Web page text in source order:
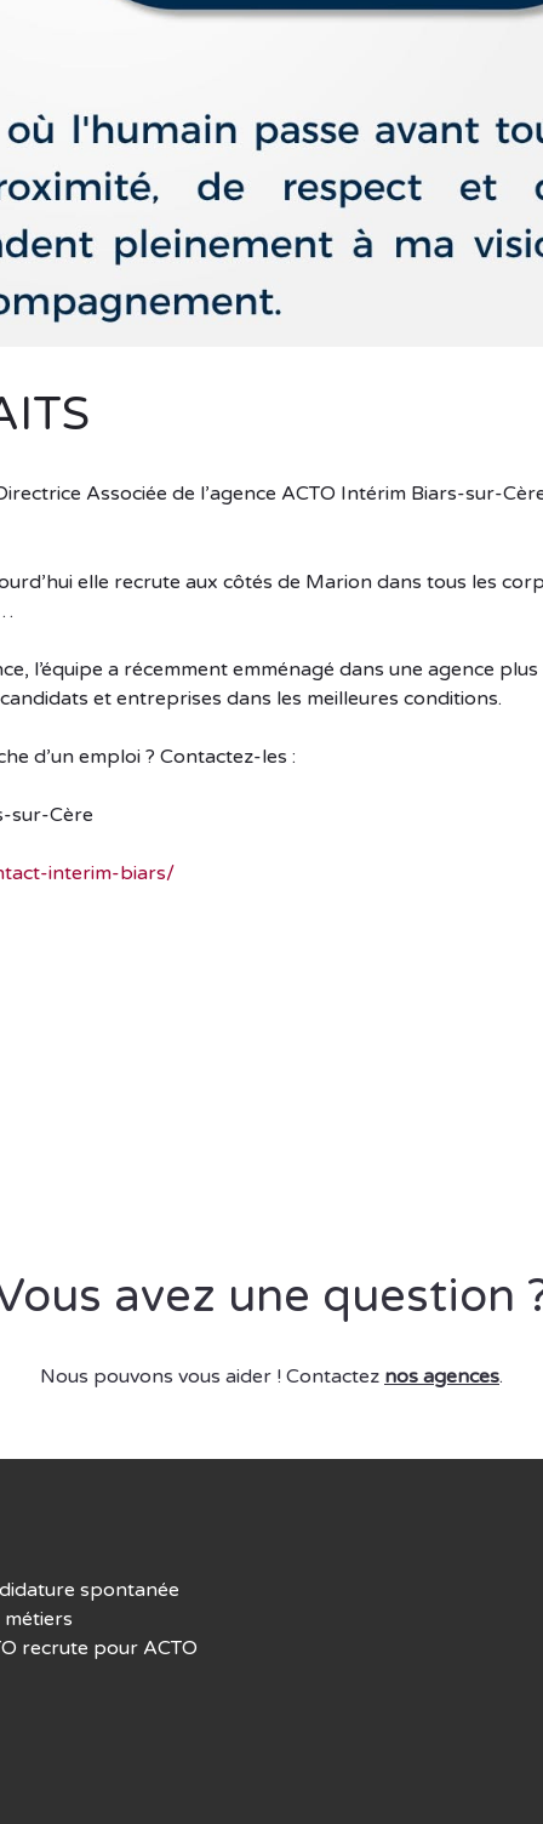
Associée de l’agence ACTO Intérim Biars-sur-
elle recrute aux côtés de Marion dans tous les
l’équipe a récemment emménagé dans une agence plus
et entreprises dans les meilleures conditions.
d’un emploi ? Contactez-les :
sur-Cère
interim-biars/
avez une question
Nous pouvons vous aider ! Contactez nos agences.
spontanée
recrute pour ACTO